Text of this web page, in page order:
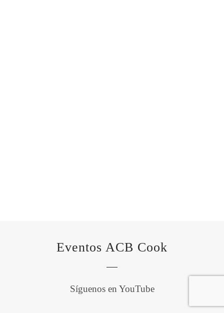
Eventos ACB Cook
Síguenos en YouTube